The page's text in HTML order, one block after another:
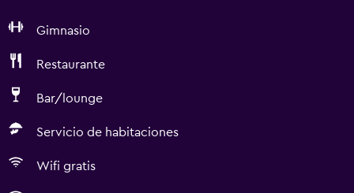
Gimnasio
Restaurante
Bar/lounge
Servicio de habitaciones
Wifi gratis